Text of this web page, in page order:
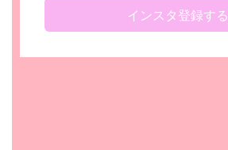
インスタ登録する